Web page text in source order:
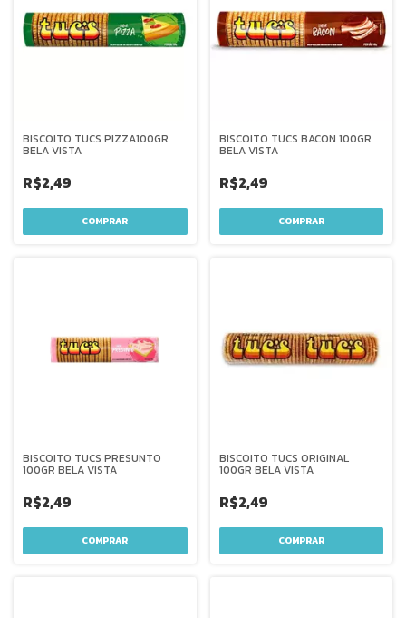
BISCOITO TUCS PIZZA100GR
BELA VISTA
R$2,49
BISCOITO TUCS BACON 100GR
BELA VISTA
R$2,49
BISCOITO TUCS PRESUNTO
100GR BELA VISTA
R$2,49
BISCOITO TUCS ORIGINAL
100GR BELA VISTA
R$2,49